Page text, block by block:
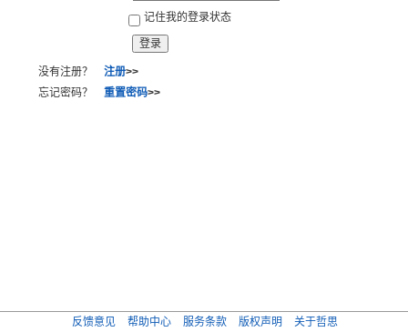
记住我的登录状态
没有注册？ 注册>>
忘记密码？ 重置密码>>
反馈意见 帮助中心 服务条款 版权声明
关于哲思